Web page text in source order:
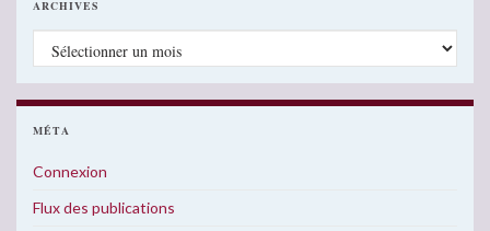
ARCHIVES
Archives
MÉTA
Connexion
Flux des publications